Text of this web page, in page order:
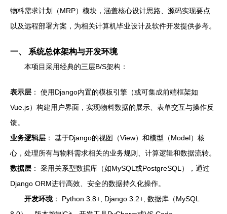
物料需求计划（MRP）模块，涵盖核心设计思路、源码实现要点
以及远程部署方案，为相关计算机毕业设计及软件开发提供参考。
一、 系统总体架构与开发环境
本项目采用经典的三层B/S架构：
表示层 ： 使用Django内置的模板引擎（或可集成前端框架如
Vue.js）构建用户界面，实现物料数据的展示、表单交互与操作反
馈。
业务逻辑层 ： 基于Django的视图（View）和模型（Model）核
心，处理所有与物料需求相关的业务规则、计算逻辑和数据流转。
数据层 ： 采用关系型数据库（如MySQL或PostgreSQL），通过
Django ORM进行高效、安全的数据持久化操作。
开发环境： Python 3.8+, Django 3.2+, 数据库（MySQL